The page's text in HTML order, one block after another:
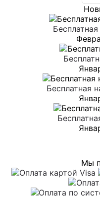
Бесплатная
Мы